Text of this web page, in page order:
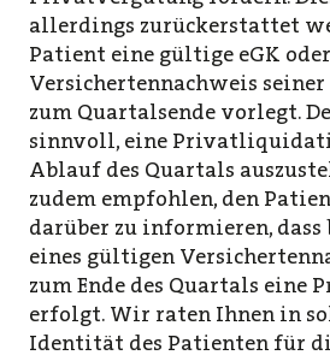
allerdings zurückerstattet
Patient eine gültige eGK
Versichertennachweis
zum Quartalsende vorlegt.
sinnvoll, eine
Ablauf des Quartals
zudem empfohlen, den
darüber zu informieren,
eines gültigen
zum Ende des Quartals
erfolgt. Wir raten Ihnen in
Identität des Patienten für